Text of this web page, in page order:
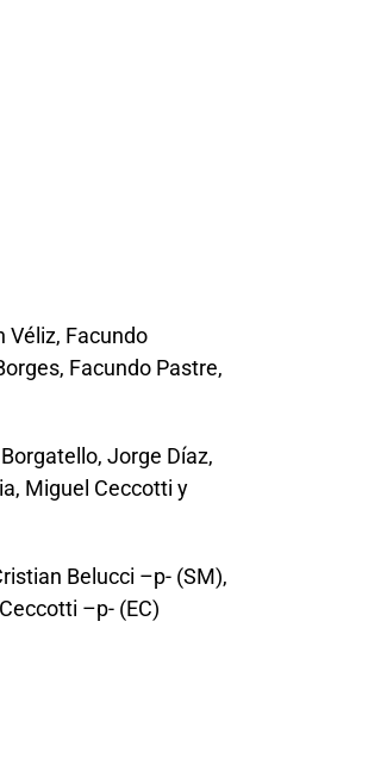
Véliz, Facundo
Facundo Pastre,
Jorge Díaz,
Miguel Ceccotti y
Belucci –p- (SM),
–p- (EC)